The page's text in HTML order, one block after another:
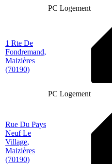
PC Logement
1 Rte De
Fondremand,
Maizières
(70190)
PC Logement
Rue Du Pays
Neuf Le
Village,
Maizières
(70190)